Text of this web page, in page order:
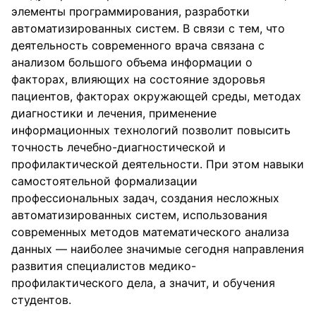
элементы программирования, разработки
автоматизированных систем. В связи с тем, что
деятельность современного врача связана с
анализом большого объема информации о
факторах, влияющих на состояние здоровья
пациентов, факторах окружающей среды, методах
диагностики и лечения, применение
информационных технологий позволит повысить
точность лечебно-диагностической и
профилактической деятельности. При этом навыки
самостоятельной формализации
профессиональных задач, создания несложных
автоматизированных систем, использования
современных методов математического анализа
данных — наиболее значимые сегодня направления
развития специалистов медико-
профилактического дела, а значит, и обучения
студентов.